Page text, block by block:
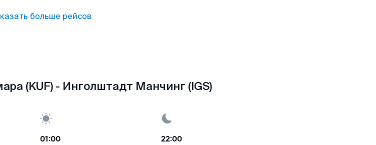
больше рейсов
(KUF) - Инголштадт Манчинг (IGS)
01:00 22:00